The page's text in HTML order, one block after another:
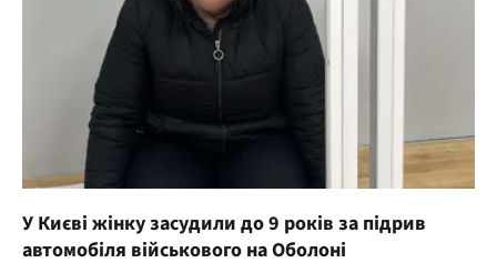
У Києві жінку засудили до 9 років за підрив
автомобіля військового на Оболоні